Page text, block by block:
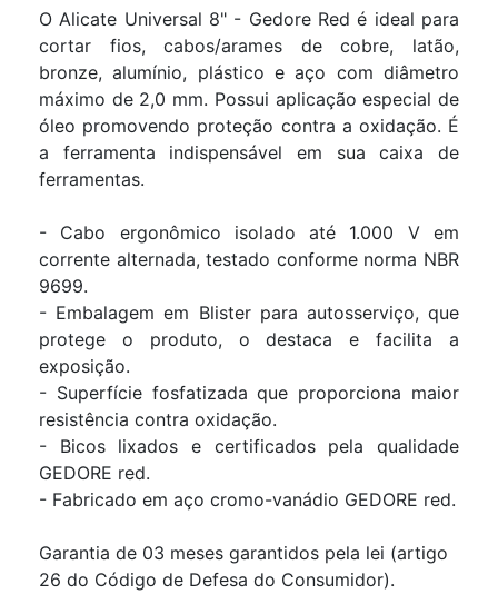
O Alicate Universal 8" - Gedore Red é ideal para
cortar fios, cabos/arames de cobre, latão,
bronze, alumínio, plástico e aço com diâmetro
máximo de 2,0 mm. Possui aplicação especial de
óleo promovendo proteção contra a oxidação. É
a ferramenta indispensável em sua caixa de
ferramentas.
- Cabo ergonômico isolado até 1.000 V em
corrente alternada, testado conforme norma NBR
9699.
- Embalagem em Blister para autosserviço, que
protege o produto, o destaca e facilita a
exposição.
- Superfície fosfatizada que proporciona maior
resistência contra oxidação.
- Bicos lixados e certificados pela qualidade
GEDORE red.
- Fabricado em aço cromo-vanádio GEDORE red.
Garantia de 03 meses garantidos pela lei (artigo
26 do Código de Defesa do Consumidor).